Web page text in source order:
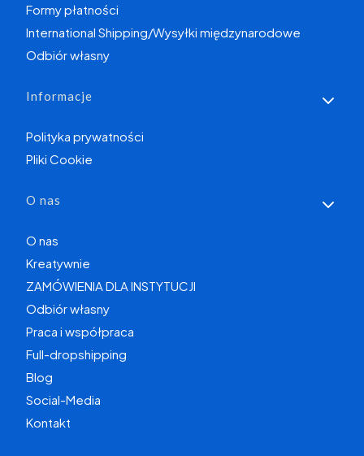
Formy płatności
International Shipping/Wysyłki międzynarodowe
Odbiór własny
Informacje
Polityka prywatności
Pliki Cookie
O nas
O nas
Kreatywnie
ZAMÓWIENIA DLA INSTYTUCJI
Odbiór własny
Praca i współpraca
Full-dropshipping
Blog
Social-Media
Kontakt